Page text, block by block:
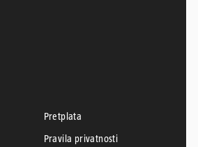
Pretplata
Pravila privatnosti